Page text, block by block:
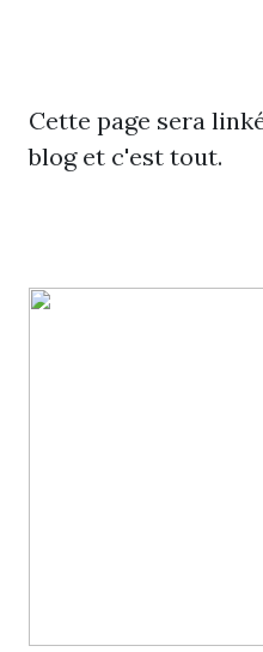
Cette page sera
blog et c'est tout.